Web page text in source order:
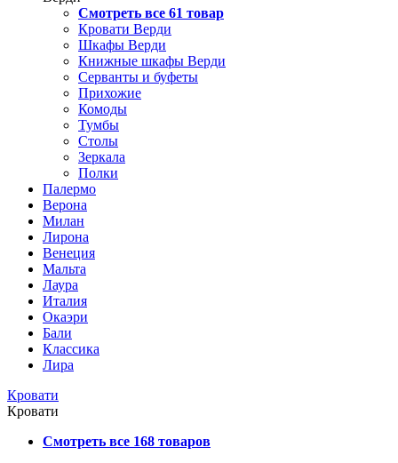
Смотреть все 61 товар
Кровати Верди
Шкафы Верди
Книжные шкафы Верди
Серванты и буфеты
Прихожие
Комоды
Тумбы
Столы
Зеркала
Полки
Палермо
Верона
Милан
Лирона
Венеция
Мальта
Лаура
Италия
Окаэри
Бали
Классика
Лира
Кровати
Кровати
Смотреть все 168 товаров